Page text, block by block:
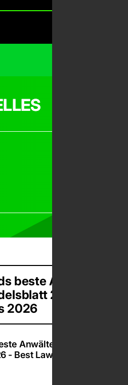
beste Anwälte
2026 -
2026
Anwälte 2026“ -
- Best Lawyers 2026